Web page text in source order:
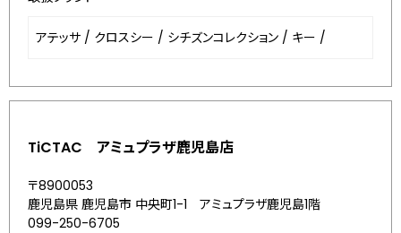
アテッサ / クロスシー / シチズンコレクション / キー /
TiCTAC アミュプラザ鹿児島店
〒8900053
鹿児島県 鹿児島市 中央町1-1 アミュプラザ鹿児島1階
099-250-6705